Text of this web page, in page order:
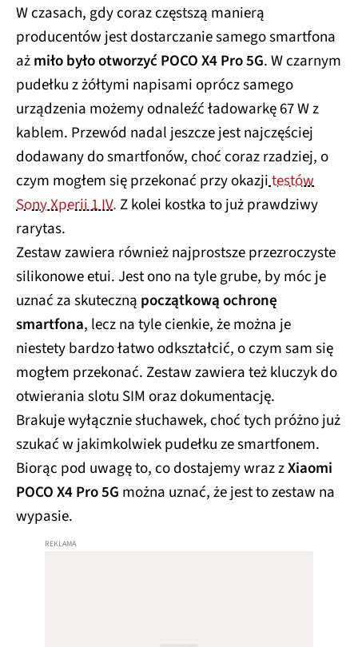
W czasach, gdy coraz częstszą manierą
producentów jest dostarczanie samego smartfona
ażmiło było otworzyć POCO X4 Pro 5G. W czarnym
pudełku z żółtymi napisami oprócz samego
urządzenia możemy odnaleźć ładowarkę 67 W z
kablem. Przewód nadal jeszcze jest najczęściej
dodawany do smartfonów, choć coraz rzadziej, o
czym mogłem się przekonać przy okazjitestów
Sony Xperii 1 IV.Z kolei kostka to już prawdziwy
rarytas.
Zestaw zawiera również najprostsze przezroczyste
silikonowe etui. Jest ono na tyle grube, by móc je
uznać za skuteczną początkową ochronę
smartfona, lecz na tyle cienkie, że można je
niestety bardzo łatwo odkształcić, o czym sam się
mogłem przekonać. Zestaw zawiera też kluczyk do
otwierania slotu SIM oraz dokumentację.
Brakuje wyłącznie słuchawek, choć tych próżno już
szukać w jakimkolwiek pudełku ze smartfonem.
Biorąc pod uwagę to, co dostajemy wraz zXiaomi
POCO X4 Pro 5G można uznać, że jest to zestaw na
wypasie.